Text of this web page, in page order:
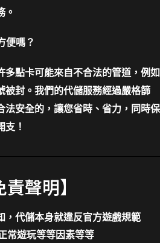
。
便嗎？
多點卡可能來自不合法的管道，例如
被封。我們的代儲服務經過嚴格篩
法安全的，讓您省時、省力，同時保
支！
責聲明】
，代儲本身就違反官方遊戲規範
常遊玩等等因素等等